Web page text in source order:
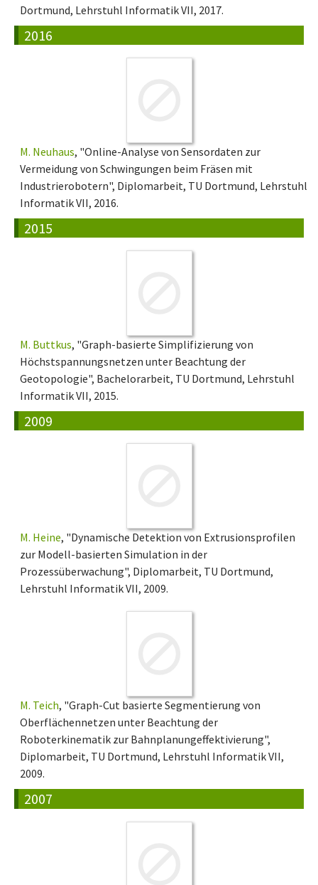
Dortmund, Lehrstuhl Informatik VII, 2017.
2016
M. Neuhaus, "Online-Analyse von Sensordaten zur
Vermeidung von Schwingungen beim Fräsen mit
Industrierobotern", Diplomarbeit, TU Dortmund, Lehrstuhl
Informatik VII, 2016.
2015
M. Buttkus, "Graph-basierte Simplifizierung von
Höchstspannungsnetzen unter Beachtung der
Geotopologie", Bachelorarbeit, TU Dortmund, Lehrstuhl
Informatik VII, 2015.
2009
M. Heine, "Dynamische Detektion von Extrusionsprofilen
zur Modell-basierten Simulation in der
Prozessüberwachung", Diplomarbeit, TU Dortmund,
Lehrstuhl Informatik VII, 2009.
M. Teich, "Graph-Cut basierte Segmentierung von
Oberflächennetzen unter Beachtung der
Roboterkinematik zur Bahnplanungeffektivierung",
Diplomarbeit, TU Dortmund, Lehrstuhl Informatik VII,
2009.
2007